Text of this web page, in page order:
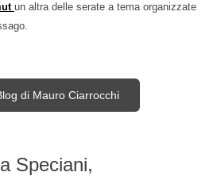
un altra delle serate a tema organizzate
all'amico senza limiti Nico Valsesia,
all'Aconcagua
di Mauro Ciarrocchi
Speciani,